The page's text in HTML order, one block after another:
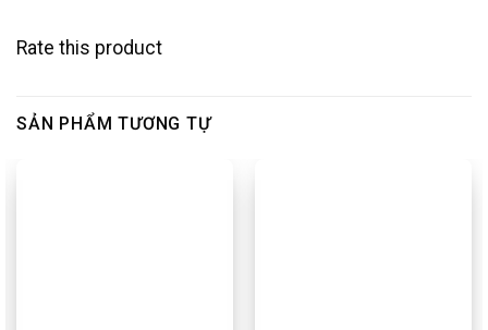
Rate this product
SẢN PHẨM TƯƠNG TỰ